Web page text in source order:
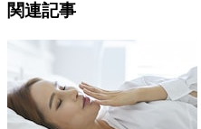
関連記事